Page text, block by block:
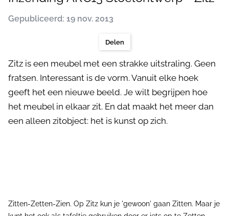
Gepubliceerd: 19 nov. 2013
Delen
Zitz is een meubel met een strakke uitstraling. Geen
fratsen. Interessant is de vorm. Vanuit elke hoek
geeft het een nieuwe beeld. Je wilt begrijpen hoe
het meubel in elkaar zit. En dat maakt het meer dan
een alleen zitobject: het is kunst op zich.
Zitten-Zetten-Zien. Op Zitz kun je 'gewoon' gaan Zitten. Maar je